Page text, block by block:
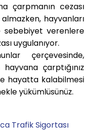
çarpmanın cezası
hayvanları
sebebiyet verenlere
uygulanıyor.
çerçevesinde,
çarptığınız
hayatta kalabilmesi
yükümlüsünüz.
Trafik Sigortası